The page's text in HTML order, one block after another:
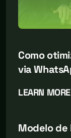
Como
via
LEARN MORE
Modelo de